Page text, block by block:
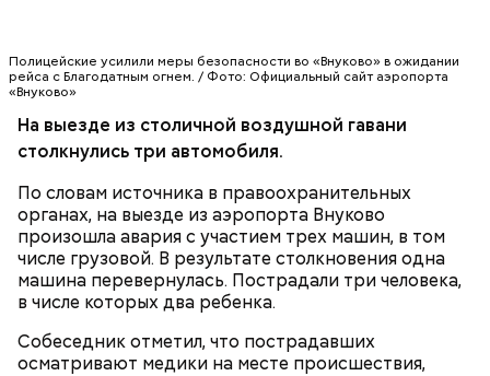
Полицейские усилили меры безопасности во «Внуково» в ожидании
рейса с Благодатным огнем. / Фото: Официальный сайт аэропорта
«Внуково»
На выезде из столичной воздушной гавани
столкнулись три автомобиля.
По словам источника в правоохранительных
органах, на выезде из аэропорта Внуково
произошла авария с участием трех машин, в том
числе грузовой. В результате столкновения одна
машина перевернулась. Пострадали три человека,
в числе которых два ребенка.
Собеседник отметил, что пострадавших
осматривают медики на месте происшествия,
АЭРОПОРТ ВНУКОВО ДТП